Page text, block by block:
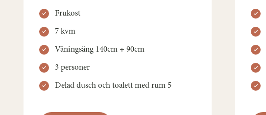
Frukost
7 kvm
Våningsäng 140cm + 90cm
3 personer
Delad dusch och toalett med rum 5